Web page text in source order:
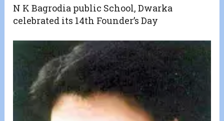
N K Bagrodia public School, Dwarka
celebrated its 14th Founder’s Day